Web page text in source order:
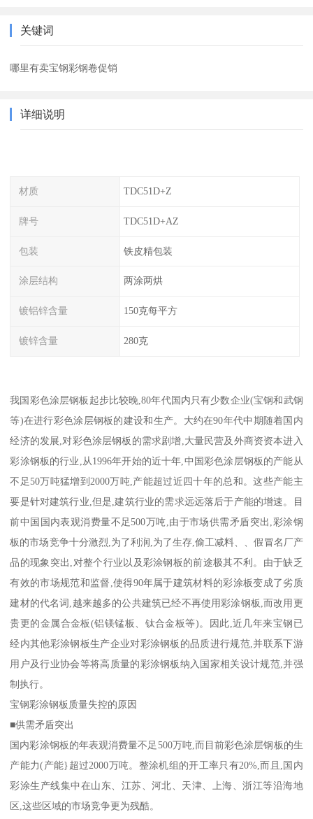
关键词
哪里有卖宝钢彩钢卷促销
详细说明
材质 TDC51D+Z
牌号 TDC51D+AZ
包装 铁皮精包装
涂层结构 两涂两烘
镀铝锌含量 150克每平方
镀锌含量 280克
我国彩色涂层钢板起步比较晚,80年代国内只有少数企业(宝钢和武钢
等)在进行彩色涂层钢板的建设和生产。大约在90年代中期随着国内
经济的发展,对彩色涂层钢板的需求剧增,大量民营及外商资资本进入
彩涂钢板的行业,从1996年开始的近十年,中国彩色涂层钢板的产能从
不足50万吨猛增到2000万吨,产能超过近四十年的总和。这些产能主
要是针对建筑行业,但是,建筑行业的需求远远落后于产能的增速。目
前中国国内表观消费量不足500万吨,由于市场供需矛盾突出,彩涂钢
板的市场竞争十分激烈,为了利润,为了生存,偷工减料、、假冒名厂产
品的现象突出,对整个行业以及彩涂钢板的前途极其不利。由于缺乏
有效的市场规范和监督,使得90年属于建筑材料的彩涂板变成了劣质
建材的代名词,越来越多的公共建筑已经不再使用彩涂钢板,而改用更
贵更的金属合金板(铝镁锰板、钛合金板等)。因此,近几年来宝钢已
经内其他彩涂钢板生产企业对彩涂钢板的品质进行规范,并联系下游
用户及行业协会等将高质量的彩涂钢板纳入国家相关设计规范,并强
制执行。
宝钢彩涂钢板质量失控的原因
■供需矛盾突出
国内彩涂钢板的年表观消费量不足500万吨,而目前彩色涂层钢板的生
产能力(产能}超过2000万吨。整涂机组的开工率只有20%,而且,国内
彩涂生产线集中在山东、江苏、河北、天津、上海、浙江等沿海地
区,这些区域的市场竞争更为残酷。